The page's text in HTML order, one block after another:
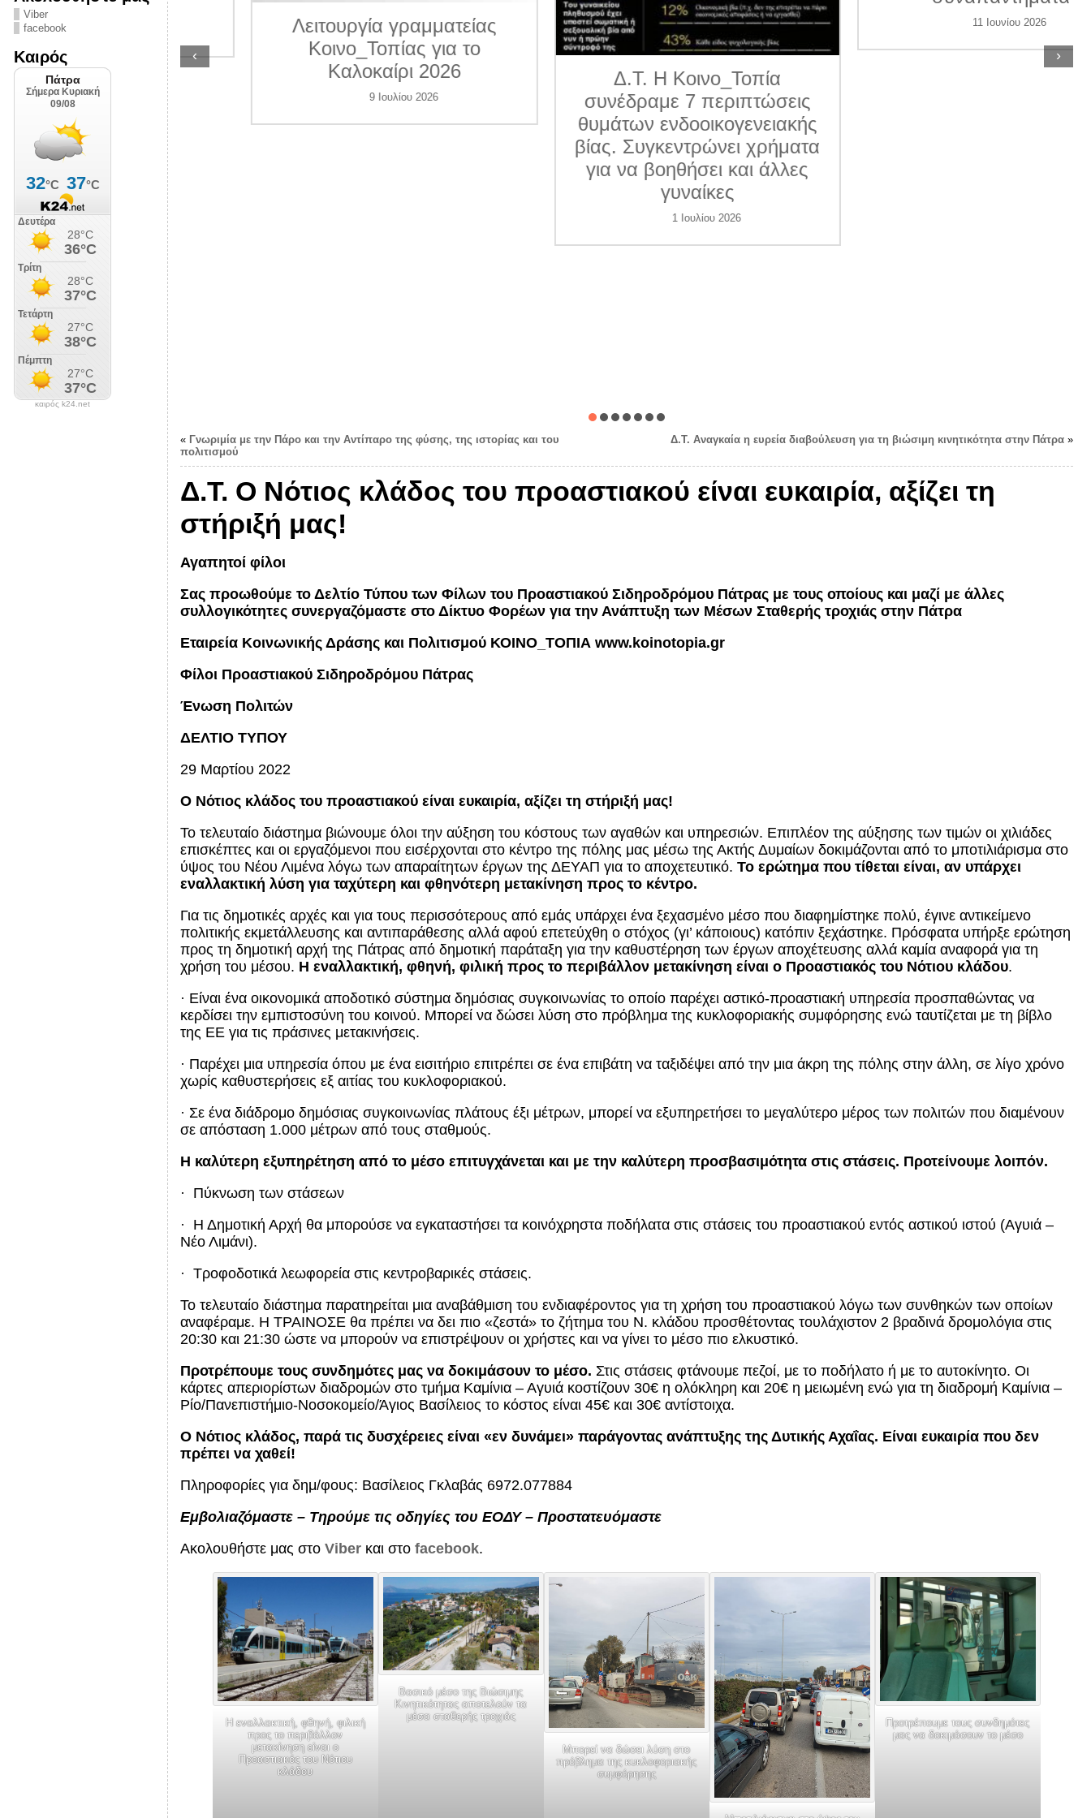
Viber
facebook
Καιρός
καιρός k24.net
Ιουλίου 2026
Λειτουργία γραμματείας
Κοινο_Τοπίας για το
Καλοκαίρι 2026
Δ.Τ. Η Κοινο_Τοπία
συνέδραμε 7 περιπτώσεις
θυμάτων ενδοοικογενειακής
βίας. Συγκεντρώνει χρήματα
για να βοηθήσει και άλλες
γυναίκες
11 Ιουνίου 2026
‹ ›
« Γνωριμία με την Πάρο και την Αντίπαρο της φύσης, της ιστορίας και του
πολιτισμού
Δ.Τ. Αναγκαία η ευρεία διαβούλευση για τη βιώσιμη κινητικότητα στην Πάτρα»
Δ.Τ. Ο Νότιος κλάδος του προαστιακού είναι ευκαιρία, αξίζει τη
στήριξή μας!
Αγαπητοί φίλοι
Σας προωθούμε το Δελτίο Τύπου των Φίλων του Προαστιακού Σιδηροδρόμου Πάτρας με τους οποίους και μαζί με άλλες
συλλογικότητες συνεργαζόμαστε στο Δίκτυο Φορέων για την Ανάπτυξη των Μέσων Σταθερής τροχιάς στην Πάτρα
Εταιρεία Κοινωνικής Δράσης και Πολιτισμού ΚΟΙΝΟ_ΤΟΠΙΑ www. koinotopia.gr
Φίλοι Προαστιακού Σιδηροδρόμου Πάτρας
Ένωση Πολιτών
ΔΕΛΤΙΟ ΤΥΠΟΥ
29 Μαρτίου 2022
Ο Νότιος κλάδος του προαστιακού είναι ευκαιρία, αξίζει τη στήριξή μας!
Το τελευταίο διάστημα βιώνουμε όλοι την αύξηση του κόστους των αγαθών και υπηρεσιών. Επιπλέον της αύξησης των τιμών οι χιλιάδες
επισκέπτες και οι εργαζόμενοι που εισέρχονται στο κέντρο της πόλης μας μέσω της Ακτής Δυμαίων δοκιμάζονται από το μποτιλιάρισμα στο
ύψος του Νέου Λιμένα λόγω των απαραίτητων έργων της ΔΕΥΑΠ για το αποχετευτικό. Το ερώτημα που τίθεται είναι, αν υπάρχει
εναλλακτική λύση για ταχύτερη και φθηνότερη μετακίνηση προς το κέντρο.
Για τις δημοτικές αρχές και για τους περισσότερους από εμάς υπάρχει ένα ξεχασμένο μέσο που διαφημίστηκε πολύ, έγινε αντικείμενο
πολιτικής εκμετάλλευσης και αντιπαράθεσης αλλά αφού επετεύχθη ο στόχος (γι’ κάποιους) κατόπιν ξεχάστηκε. Πρόσφατα υπήρξε ερώτηση
προς τη δημοτική αρχή της Πάτρας από δημοτική παράταξη για την καθυστέρηση των έργων αποχέτευσης αλλά καμία αναφορά για τη
χρήση του μέσου. Η εναλλακτική, φθηνή, φιλική προς το περιβάλλον μετακίνηση είναι ο Προαστιακός του Νότιου κλάδου.
· Είναι ένα οικονομικά αποδοτικό σύστημα δημόσιας συγκοινωνίας το οποίο παρέχει αστικό-προαστιακή υπηρεσία προσπαθώντας να
κερδίσει την εμπιστοσύνη του κοινού. Μπορεί να δώσει λύση στο πρόβλημα της κυκλοφοριακής συμφόρησης ενώ ταυτίζεται με τη βίβλο
της ΕΕ για τις πράσινες μετακινήσεις.
· Παρέχει μια υπηρεσία όπου με ένα εισιτήριο επιτρέπει σε ένα επιβάτη να ταξιδέψει από την μια άκρη της πόλης στην άλλη, σε λίγο χρόνο
χωρίς καθυστερήσεις εξ αιτίας του κυκλοφοριακού.
· Σε ένα διάδρομο δημόσιας συγκοινωνίας πλάτους έξι μέτρων, μπορεί να εξυπηρετήσει το μεγαλύτερο μέρος των πολιτών που διαμένουν
σε απόσταση 1.000 μέτρων από τους σταθμούς.
Η καλύτερη εξυπηρέτηση από το μέσο επιτυγχάνεται και με την καλύτερη προσβασιμότητα στις στάσεις. Προτείνουμε λοιπόν.
· Πύκνωση των στάσεων
· Η Δημοτική Αρχή θα μπορούσε να εγκαταστήσει τα κοινόχρηστα ποδήλατα στις στάσεις του προαστιακού εντός αστικού ιστού (Αγυιά –
Νέο Λιμάνι).
· Τροφοδοτικά λεωφορεία στις κεντροβαρικές στάσεις.
Το τελευταίο διάστημα παρατηρείται μια αναβάθμιση του ενδιαφέροντος για τη χρήση του προαστιακού λόγω των συνθηκών των οποίων
αναφέραμε. Η ΤΡΑΙΝΟΣΕ θα πρέπει να δει πιο «ζεστά» το ζήτημα του Ν. κλάδου προσθέτοντας τουλάχιστον 2 βραδινά δρομολόγια στις
20:30 και 21:30 ώστε να μπορούν να επιστρέψουν οι χρήστες και να γίνει το μέσο πιο ελκυστικό.
Προτρέπουμε τους συνδημότες μας να δοκιμάσουν το μέσο. Στις στάσεις φτάνουμε πεζοί, με το ποδήλατο ή με το αυτοκίνητο. Οι
κάρτες απεριορίστων διαδρομών στο τμήμα Καμίνια – Αγυιά κοστίζουν 30€ η ολόκληρη και 20€ η μειωμένη ενώ για τη διαδρομή Καμίνια –
Ρίο/Πανεπιστήμιο-Νοσοκομείο/Άγιος Βασίλειος το κόστος είναι 45€ και 30€ αντίστοιχα.
Ο Νότιος κλάδος, παρά τις δυσχέρειες είναι «εν δυνάμει» παράγοντας ανάπτυξης της Δυτικής Αχαΐας. Είναι ευκαιρία που δεν
πρέπει να χαθεί!
Πληροφορίες για δημ/φους: Βασίλειος Γκλαβάς 6972.077884
Εμβολιαζόμαστε – Τηρούμε τις οδηγίες του ΕΟΔΥ – Προστατευόμαστε
Ακολουθήστε μας στο Viberκαι στο facebook.
Η εναλλακτική, φθηνή, φιλική
προς το περιβάλλον
μετακίνηση είναι ο
Προαστιακός του Νότιου
κλάδου
Βασικό μέσο της Βιώσιμης
Κινητικότητας αποτελούν τα
μέσα σταθερής τροχιάς
Μπορεί να δώσει λύση στο
πρόβλημα της κυκλοφοριακής
συμφόρησης
Προτρέπουμε τους συνδημότες
μας να δοκιμάσουν το μέσο